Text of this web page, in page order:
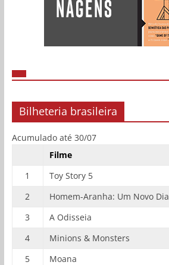
Bilheteria brasileira
Acumulado até 30/07
Filme
1
Toy Story 5
2
Homem-Aranha: Um Novo Dia
3
A Odisseia
4
Minions & Monsters
5
Moana